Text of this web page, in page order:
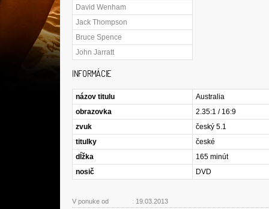
David Wenham
Jack Thompson
Bruce Spence
John Jarratt
INFORMÁCIE
názov titulu
Australia
obrazovka
2.35:1 / 16:9
zvuk
český 5.1
titulky
české
dĺžka
165 minút
nosič
DVD
V ponuke od : 19.03.2013